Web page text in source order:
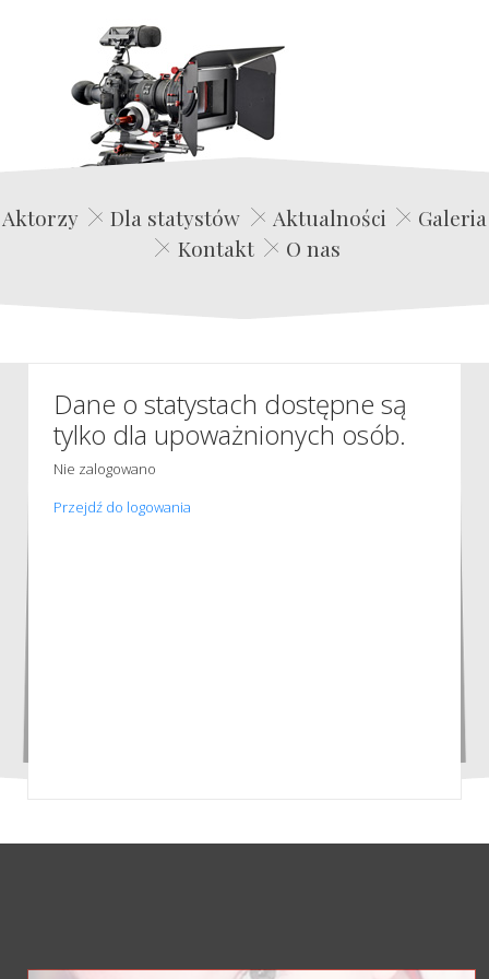
Edwin Film Agencja Aktorska
Aktorzy Dla statystów Aktualności
Galeria
Kontakt
O nas
Dane o statystach dostępne są
tylko dla upoważnionych osób.
Nie zalogowano
Przejdź do logowania